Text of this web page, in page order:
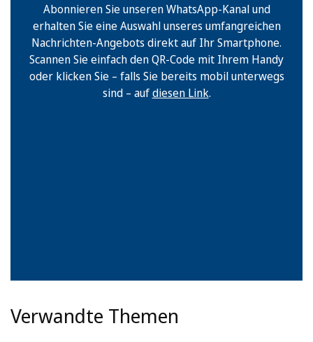
Abonnieren Sie unseren WhatsApp-Kanal und
erhalten Sie eine Auswahl unseres umfangreichen
Nachrichten-Angebots direkt auf Ihr Smartphone.
Scannen Sie einfach den QR-Code mit Ihrem Handy
oder klicken Sie – falls Sie bereits mobil unterwegs
sind – aufdiesen Link.
Verwandte Themen